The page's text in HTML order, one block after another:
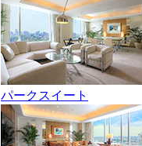
パークスイート